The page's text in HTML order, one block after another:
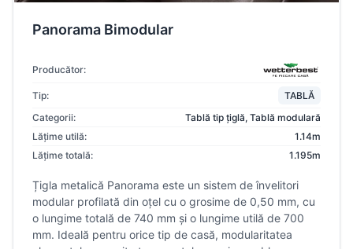
Panorama Bimodular
Producător:
Tip:
TABLĂ
Categorii:
Tablă tip țiglă, Tablă modulară
Lățime utilă:
1.14m
Lățime totală:
1.195m
Țigla metalică Panorama este un sistem de învelitori
modular profilată din oțel cu o grosime de 0,50 mm, cu
o lungime totală de 740 mm și o lungime utilă de 700
mm. Ideală pentru orice tip de casă, modularitatea